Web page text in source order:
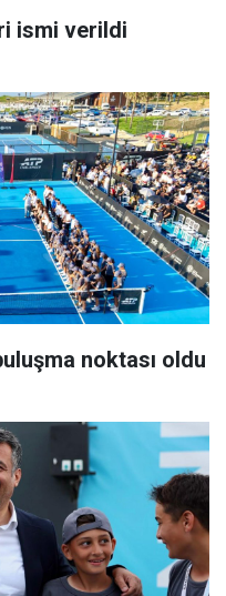
ismi verildi
noktası oldu